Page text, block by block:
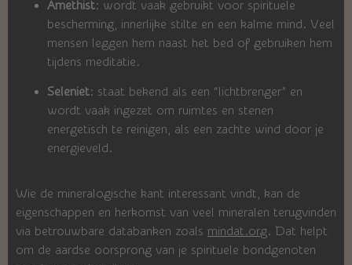
Amethist: wordt vaak gebruikt voor spirituele
bescherming, innerlijke stilte en een kalme mind. Veel
mensen leggen hem naast het bed of gebruiken hem
tijdens meditatie.
Seleniet: staat bekend als een “lichtbrenger” en
wordt vaak ingezet om ruimtes en stenen
energetisch te reinigen, als een zachte wind door je
energieveld.
Wie de mineralogische kant interessant vindt, kan de
eigenschappen en herkomst van veel mineralen terugvinden
via betrouwbare databanken zoals mindat.org. Dat helpt
om de aardse oorsprong van je spirituele bondgenoten